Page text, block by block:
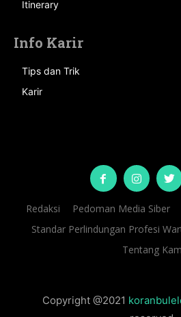
Itinerary
Info Karir
Tips dan Trik
Karir
Redaksi Pedoman Media Siber
Standar Perlindungan Profesi
Tentang
Copyright @2021